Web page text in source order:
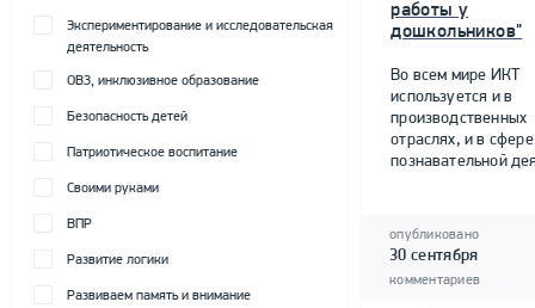
Экспериментирование и исследовательская
деятельность
ОВЗ, инклюзивное образование
Безопасность детей
Патриотическое воспитание
Своими руками
ВПР
Развитие логики
Развиваем память и внимание
работы у
дошкольников"
Во всем мире ИКТ
используется и в
производственных
отраслях, и в сфере
познавательной
опубликовано
30 сентября
комментариев